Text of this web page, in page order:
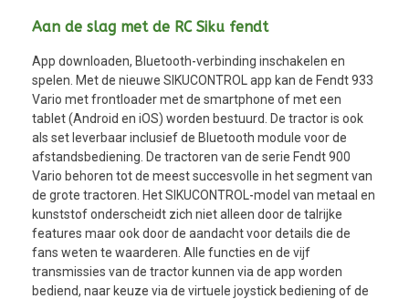
Aan de slag met de RC Siku fendt
App downloaden, Bluetooth-verbinding inschakelen en
spelen. Met de nieuwe SIKUCONTROL app kan de Fendt 933
Vario met frontloader met de smartphone of met een
tablet (Android en iOS) worden bestuurd. De tractor is ook
als set leverbaar inclusief de Bluetooth module voor de
afstandsbediening. De tractoren van de serie Fendt 900
Vario behoren tot de meest succesvolle in het segment van
de grote tractoren. Het SIKUCONTROL-model van metaal en
kunststof onderscheidt zich niet alleen door de talrijke
features maar ook door de aandacht voor details die de
fans weten te waarderen. Alle functies en de vijf
transmissies van de tractor kunnen via de app worden
bediend, naar keuze via de virtuele joystick bediening of de